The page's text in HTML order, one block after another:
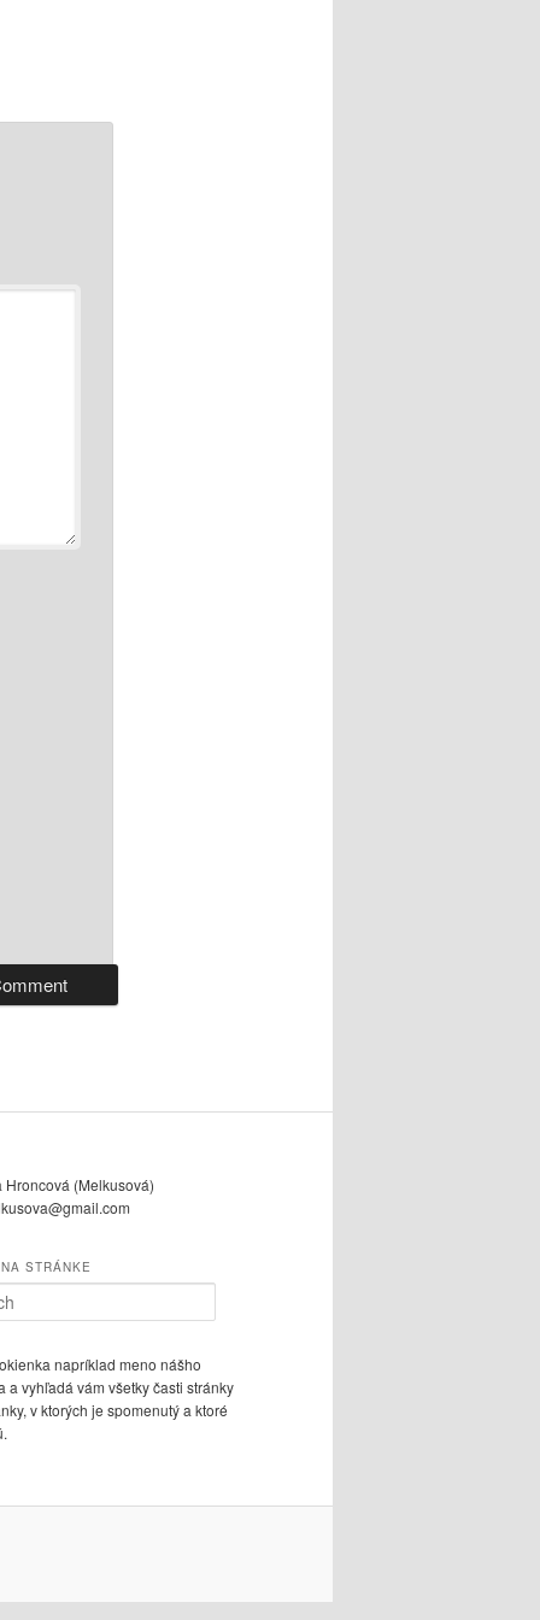
Hroncová (Melkusová)
STRÁNKE
napríklad meno nášho
a vyhľadá vám všetky časti stránky
v ktorých je spomenutý a ktoré